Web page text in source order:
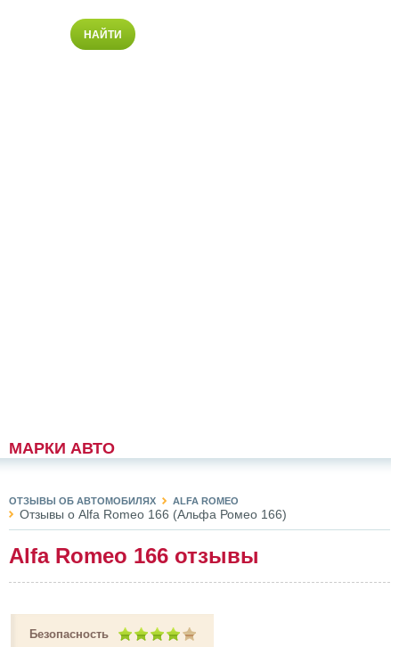
МАРКИ АВТО
ОТЗЫВЫ ОБ АВТОМОБИЛЯХ ALFA ROMEO
Отзывы о Alfa Romeo 166 (Альфа Ромео 166)
Alfa Romeo 166 отзывы
Безопасность